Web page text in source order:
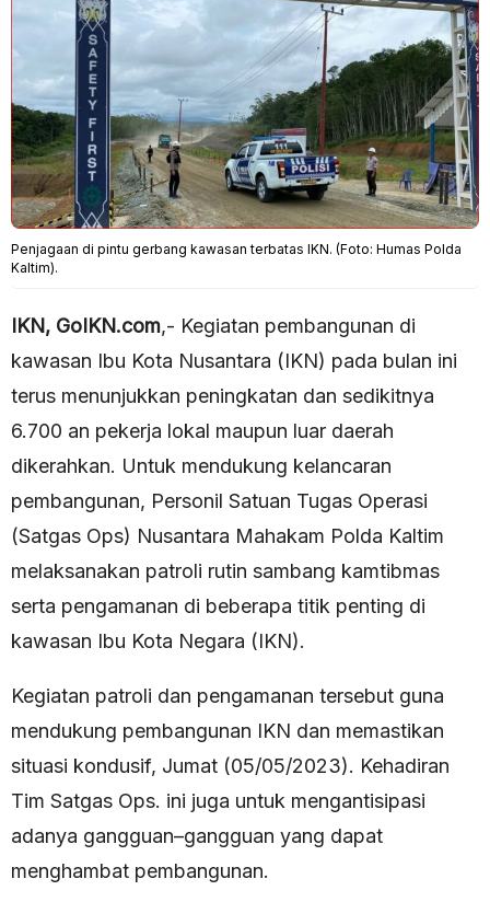
Penjagaan di pintu gerbang kawasan terbatas IKN. (Foto: Humas Polda
Kaltim).
IKN, GoIKN.com,- Kegiatan pembangunan di
kawasan Ibu Kota Nusantara (IKN) pada bulan ini
terus menunjukkan peningkatan dan sedikitnya
6.700 an pekerja lokal maupun luar daerah
dikerahkan. Untuk mendukung kelancaran
pembangunan, Personil Satuan Tugas Operasi
(Satgas Ops) Nusantara Mahakam Polda Kaltim
melaksanakan patroli rutin sambang kamtibmas
serta pengamanan di beberapa titik penting di
kawasan Ibu Kota Negara (IKN).
Kegiatan patroli dan pengamanan tersebut guna
mendukung pembangunan IKN dan memastikan
situasi kondusif, Jumat (05/05/2023). Kehadiran
Tim Satgas Ops. ini juga untuk mengantisipasi
adanya gangguan–gangguan yang dapat
menghambat pembangunan.